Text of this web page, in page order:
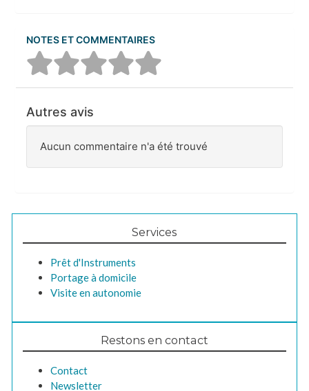
NOTES ET COMMENTAIRES
Autres avis
Aucun commentaire n'a été trouvé
Services
Prêt d'Instruments
Portage à domicile
Visite en autonomie
Restons en contact
Contact
Newsletter